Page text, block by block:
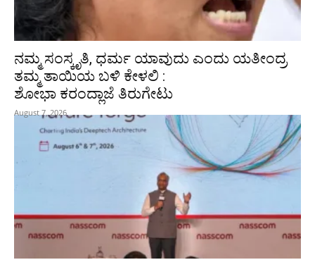
ನಮ್ಮ ಸಂಸ್ಕೃತಿ, ಧರ್ಮ ಯಾವುದು ಎಂದು ಯತೀಂದ್ರ
ತಮ್ಮ ತಾಯಿಯ ಬಳಿ ಕೇಳಲಿ :
ಶೋಭಾ ಕರಂದ್ಲಾಜೆ ತಿರುಗೇಟು
August 7, 2026